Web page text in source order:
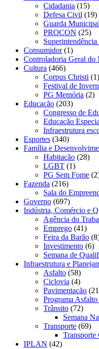
Cidadania (15)
Defesa Civil (19)
Guarda Municipal
PROCON (25)
Consumidor(1)
Controladoria Geral do
Cultura (466)
Corpus Christi (1)
Festival de
PG Memória (2)
Educação (203)
Congresso de
Educação
Infraestrutura
Esportes (340)
Família e
Habitação (28)
LGBT (1)
PG Sem Fome
Fazenda (216)
Sala do
Governo (697)
Indústria, Comércio e
Agência do
Emprego (41)
Feira da Barão
Investimento (6)
Semana de
Infraestrutura e
Asfalto (58)
Ciclovia (4)
Pavimentação
Programa
Trânsito (72)
Semana
Transporte (69)
IPLAN (42)